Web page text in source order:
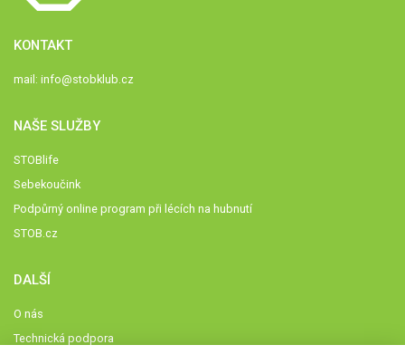
KONTAKT
mail: info@stobklub.cz
NAŠE SLUŽBY
STOBlife
Sebekoučink
Podpůrný online program při lécích na hubnutí
STOB.cz
DALŠÍ
O nás
Technická podpora